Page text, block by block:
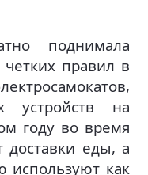
поднимала
правил в
устройств на
году во время
доставки еды, а
используют как